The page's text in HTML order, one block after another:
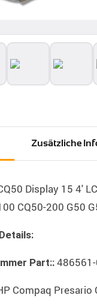
Zusätzliche
Display 15 4'
CQ50-200 G50
Part::
Compaq Presario